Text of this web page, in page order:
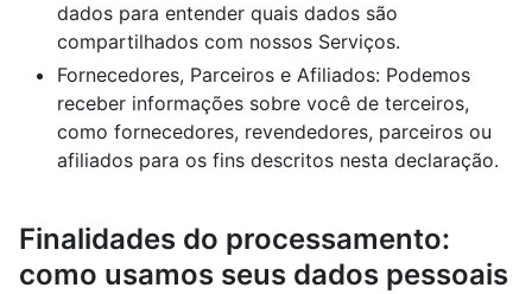
dados para entender quais dados são
compartilhados com nossos Serviços.
Fornecedores, Parceiros e Afiliados: Podemos
receber informações sobre você de terceiros,
como fornecedores, revendedores, parceiros ou
afiliados para os fins descritos nesta declaração.
Finalidades do processamento:
como usamos seus dados pessoais